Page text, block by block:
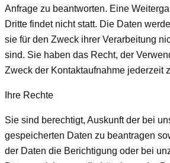
Anfrage zu beantworten. Eine
Dritte findet nicht statt. Die Daten
sie für den Zweck ihrer Verarbeitung
sind. Sie haben das Recht, der
Zweck der Kontaktaufnahme jederzeit
Ihre Rechte
Sie sind berechtigt, Auskunft der bei
gespeicherten Daten zu beantragen
der Daten die Berichtigung oder bei